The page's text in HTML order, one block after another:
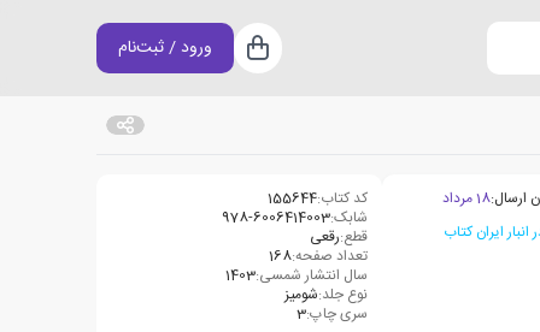
سبد خرید
ورود / ثبت‌نام
ارسال:18 مرداد
کد کتاب:155644
شابک:978-6006414003
قطع:رقعی
تعداد صفحه:168
سال انتشار شمسی:1403
نوع جلد:شومیز
سری چاپ:3